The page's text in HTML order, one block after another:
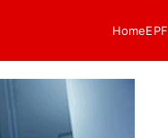
HomeEPF